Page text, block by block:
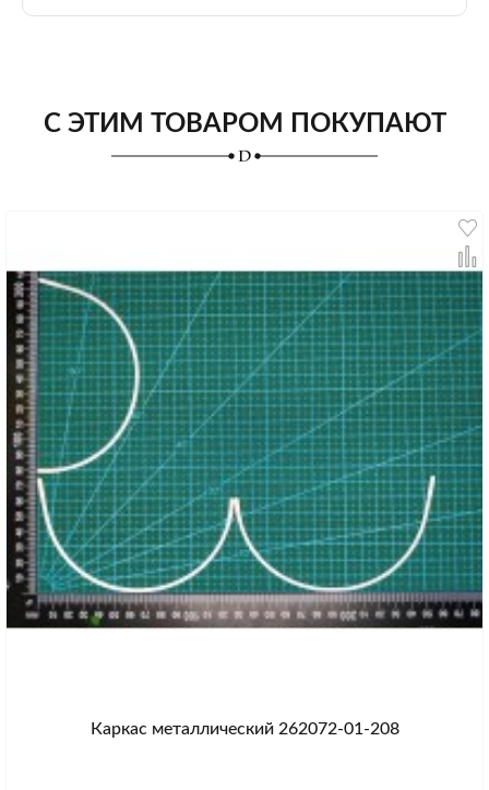
С ЭТИМ ТОВАРОМ ПОКУПАЮТ
Каркас металлический 262072-01-208